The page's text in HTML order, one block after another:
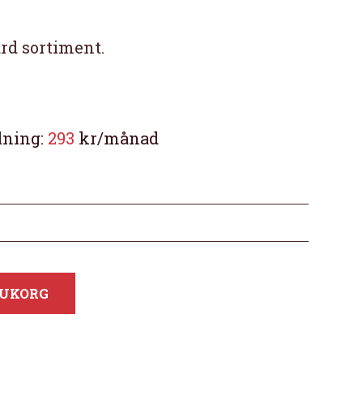
sortiment.
293 kr/månad